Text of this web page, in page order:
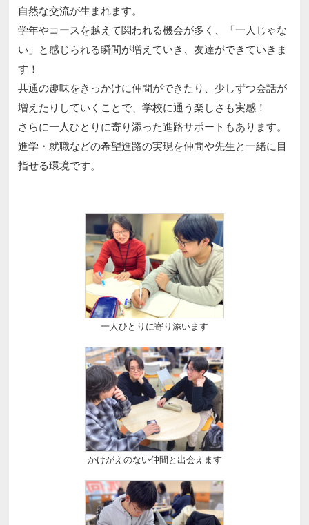
自然な交流が生まれます。
学年やコースを越えて関われる機会が多く、「一人じゃな
い」と感じられる瞬間が増えていき、友達ができていきま
す！
共通の趣味をきっかけに仲間ができたり、少しずつ会話が
増えたりしていくことで、学校に通う楽しさも実感！
さらに一人ひとりに寄り添った進路サポートもあります。
進学・就職などの希望進路の実現を仲間や先生と一緒に目
指せる環境です。
一人ひとりに寄り添います
かけがえのない仲間と出会えます